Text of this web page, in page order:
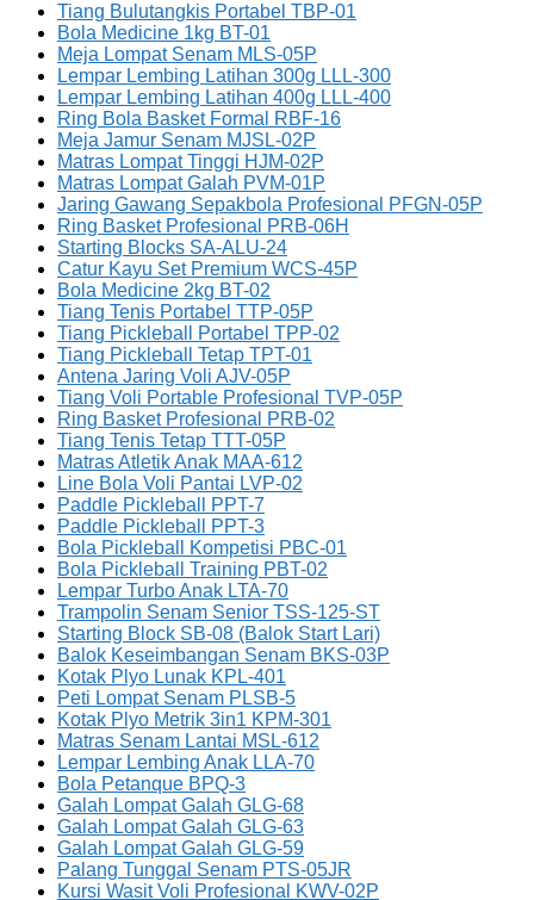
Tiang Bulutangkis Portabel TBP-01
Bola Medicine 1kg BT-01
Meja Lompat Senam MLS-05P
Lempar Lembing Latihan 300g LLL-300
Lempar Lembing Latihan 400g LLL-400
Ring Bola Basket Formal RBF-16
Meja Jamur Senam MJSL-02P
Matras Lompat Tinggi HJM-02P
Matras Lompat Galah PVM-01P
Jaring Gawang Sepakbola Profesional PFGN-05P
Ring Basket Profesional PRB-06H
Starting Blocks SA-ALU-24
Catur Kayu Set Premium WCS-45P
Bola Medicine 2kg BT-02
Tiang Tenis Portabel TTP-05P
Tiang Pickleball Portabel TPP-02
Tiang Pickleball Tetap TPT-01
Antena Jaring Voli AJV-05P
Tiang Voli Portable Profesional TVP-05P
Ring Basket Profesional PRB-02
Tiang Tenis Tetap TTT-05P
Matras Atletik Anak MAA-612
Line Bola Voli Pantai LVP-02
Paddle Pickleball PPT-7
Paddle Pickleball PPT-3
Bola Pickleball Kompetisi PBC-01
Bola Pickleball Training PBT-02
Lempar Turbo Anak LTA-70
Trampolin Senam Senior TSS-125-ST
Starting Block SB-08 (Balok Start Lari)
Balok Keseimbangan Senam BKS-03P
Kotak Plyo Lunak KPL-401
Peti Lompat Senam PLSB-5
Kotak Plyo Metrik 3in1 KPM-301
Matras Senam Lantai MSL-612
Lempar Lembing Anak LLA-70
Bola Petanque BPQ-3
Galah Lompat Galah GLG-68
Galah Lompat Galah GLG-63
Galah Lompat Galah GLG-59
Palang Tunggal Senam PTS-05JR
Kursi Wasit Voli Profesional KWV-02P